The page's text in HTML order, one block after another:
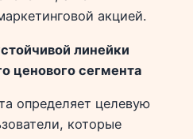
акцией.
линейки
ценового сегмента
определяет целевую
которые